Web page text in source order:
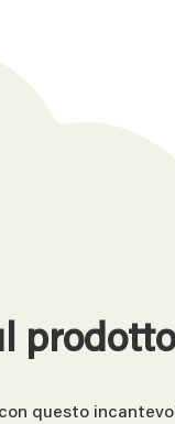
prodotto
questo